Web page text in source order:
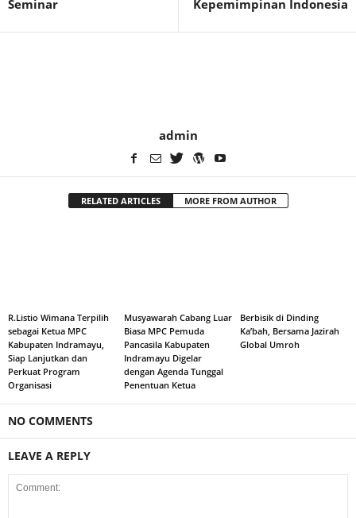
Seminar
Kepemimpinan Indonesia
admin
RELATED ARTICLES MORE FROM AUTHOR
R.Listio Wimana Terpilih
sebagai Ketua MPC
Kabupaten Indramayu,
Siap Lanjutkan dan
Perkuat Program
Organisasi
Musyawarah Cabang Luar
Biasa MPC Pemuda
Pancasila Kabupaten
Indramayu Digelar
dengan Agenda Tunggal
Penentuan Ketua
Berbisik di Dinding
Ka’bah, Bersama Jazirah
Global Umroh
NO COMMENTS
LEAVE A REPLY